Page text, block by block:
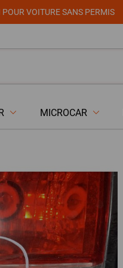
VOITURE SANS PERMIS
MICROCAR